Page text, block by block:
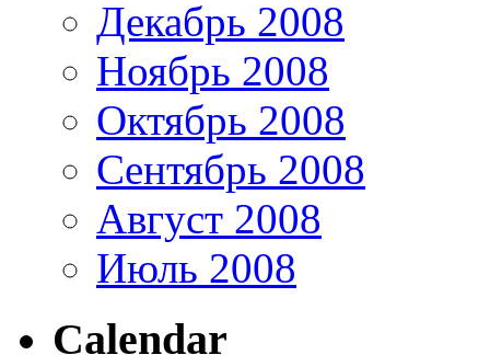
Декабрь 2008
Ноябрь 2008
Октябрь 2008
Сентябрь 2008
Август 2008
Июль 2008
Calendar